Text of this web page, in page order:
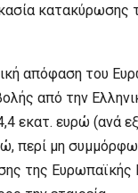
απόφαση του
από την
εκατ. ευρώ (ανά
περί μη
της Ευρωπαϊκής